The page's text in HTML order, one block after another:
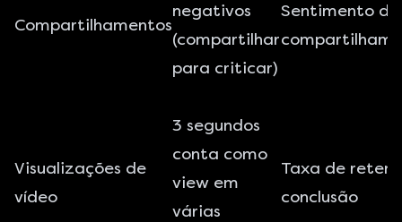
Compartilhamentos
negativos
(compartilhar
para criticar)
Sentimento
Visualizações de
vídeo
3 segundos
conta como
view em
várias
Taxa de
conclusão